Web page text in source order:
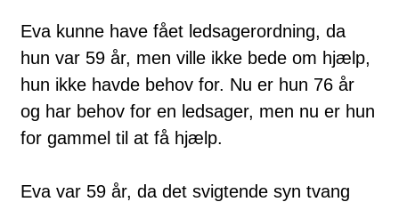
Eva kunne have fået ledsagerordning, da
hun var 59 år, men ville ikke bede om hjælp,
hun ikke havde behov for. Nu er hun 76 år
og har behov for en ledsager, men nu er hun
for gammel til at få hjælp.
Eva var 59 år, da det svigtende syn tvang